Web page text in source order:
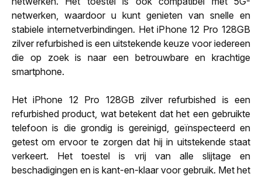
netwerken, waardoor u kunt genieten van snelle en
stabiele internetverbindingen. Het iPhone 12 Pro 128GB
zilver refurbished is een uitstekende keuze voor iedereen
die op zoek is naar een betrouwbare en krachtige
smartphone.
Het iPhone 12 Pro 128GB zilver refurbished is een
refurbished product, wat betekent dat het een gebruikte
telefoon is die grondig is gereinigd, geïnspecteerd en
getest om ervoor te zorgen dat hij in uitstekende staat
verkeert. Het toestel is vrij van alle slijtage en
beschadigingen en is kant-en-klaar voor gebruik. Met het